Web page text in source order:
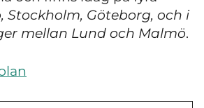
Stockholm, Göteborg, och i
mellan Lund och Malmö.